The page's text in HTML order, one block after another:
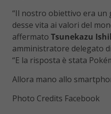
“Il nostro obiettivo era un
desse vita ai valori del
affermato Tsunekazu
amministratore delegato
“E la risposta è stata
Allora mano allo
Photo Credits Facebook